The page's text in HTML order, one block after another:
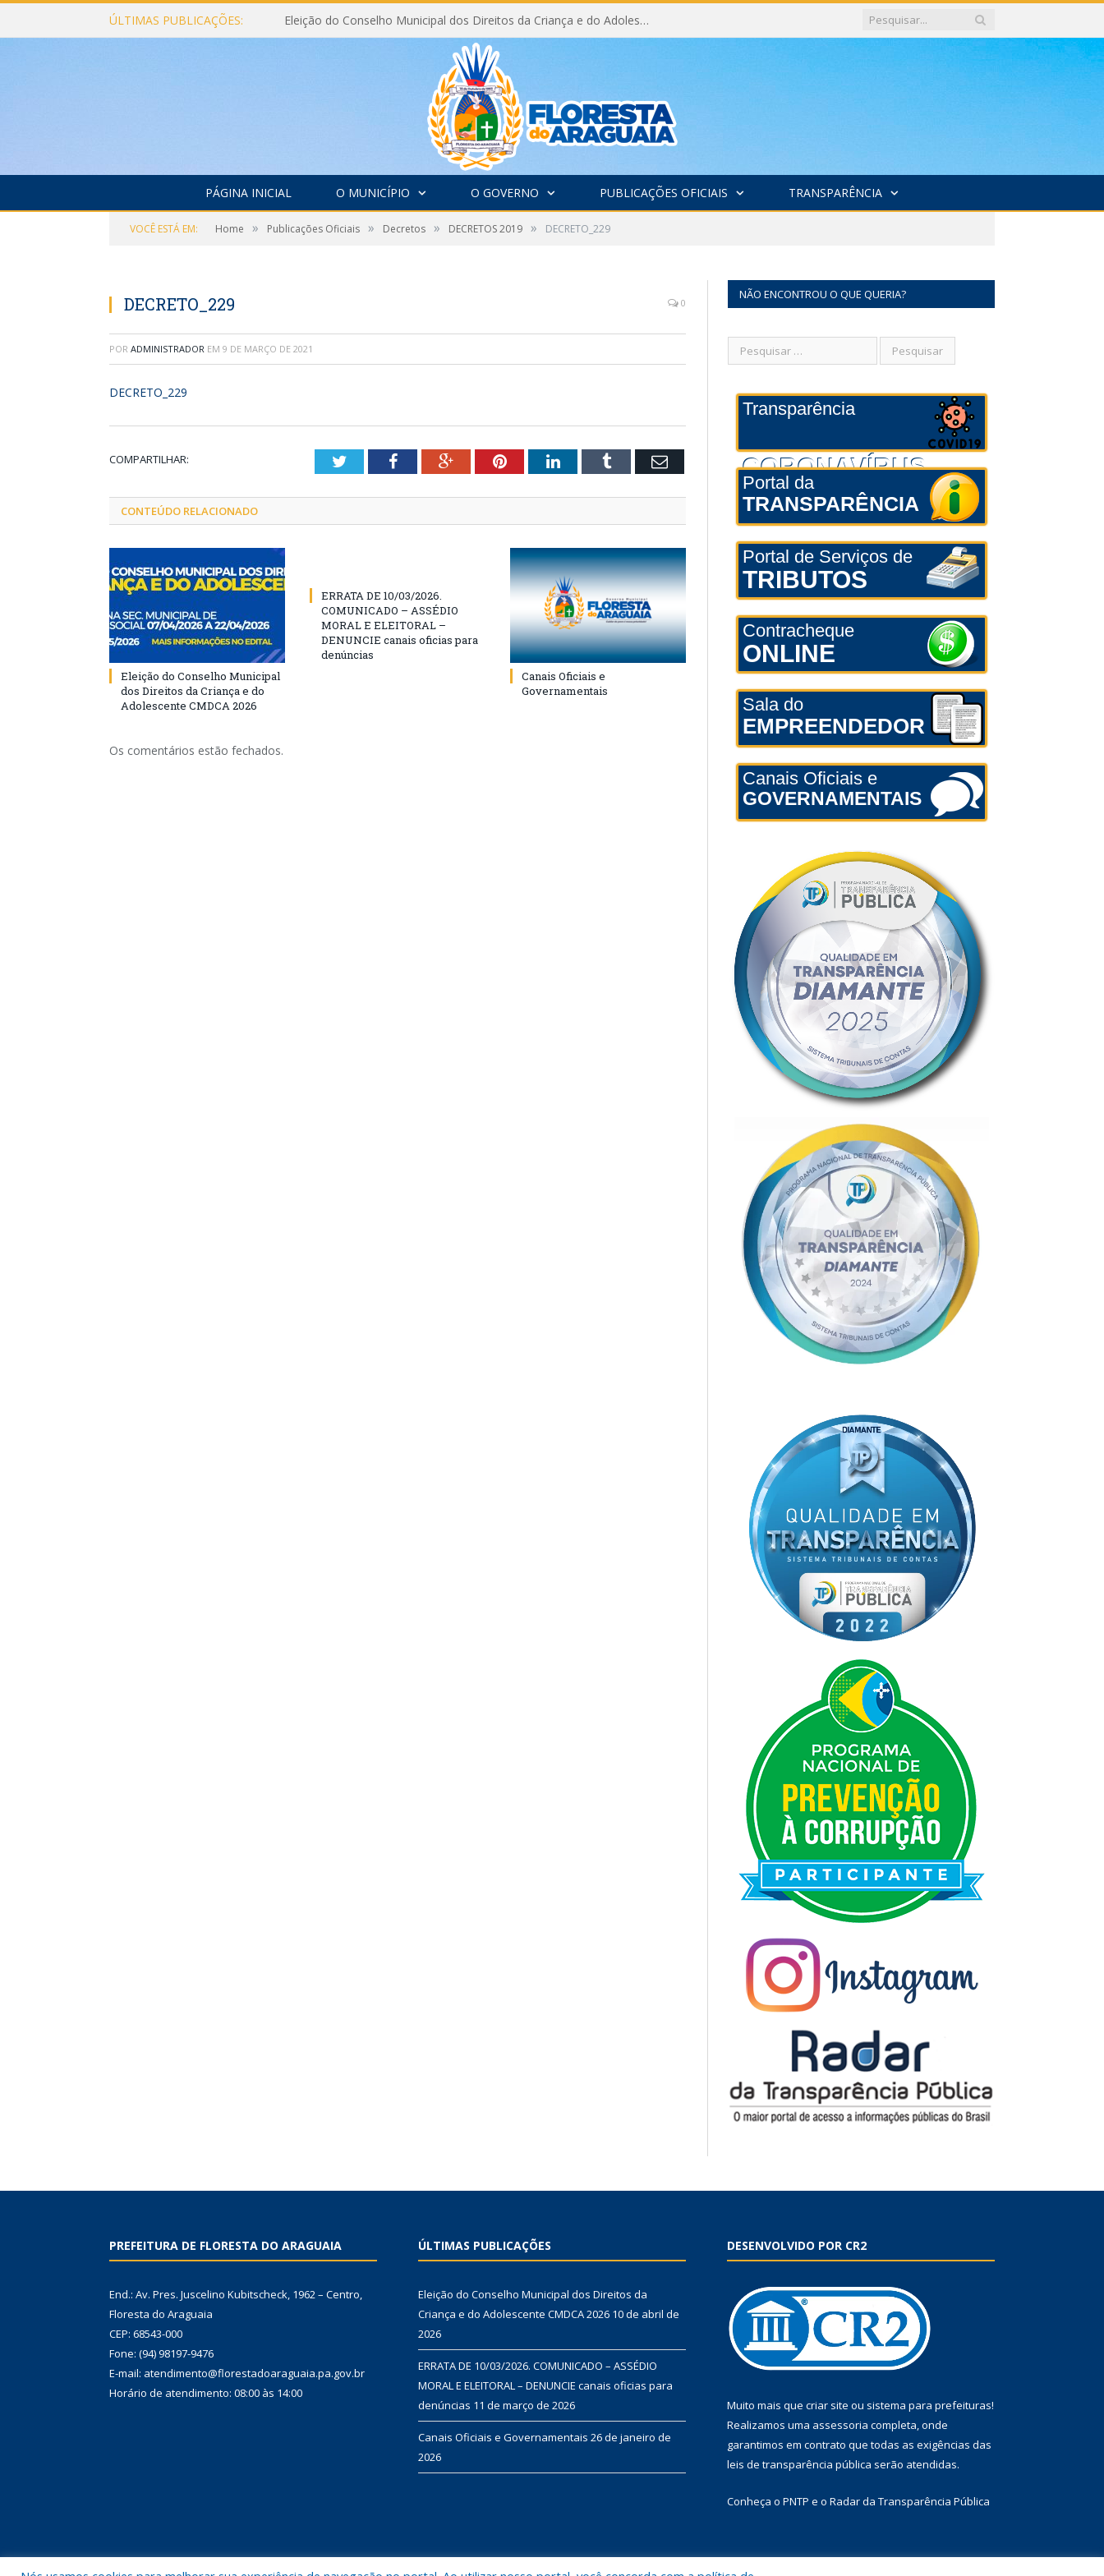
ÚLTIMAS PUBLICAÇÕES: Eleição do Conselho Municipal dos Direitos da Criança e do Adolescente CMDCA 2026
PÁGINA INICIAL O MUNICÍPIO O GOVERNO PUBLICAÇÕES OFICIAIS TRANSPARÊNCIA
VOCÊ ESTÁ EM: Home » Publicações Oficiais » Decretos » DECRETOS 2019 » DECRETO_229
DECRETO_229 0
POR ADMINISTRADOR EM 9 DE MARÇO DE 2021
DECRETO_229
COMPARTILHAR: TwitterFacebookGoogle+PinterestLinkedInTumblr Email
CONTEÚDO RELACIONADO
Eleição do Conselho Municipal
dos Direitos da Criança e do
Adolescente CMDCA 2026
ERRATA DE 10/03/2026.
COMUNICADO – ASSÉDIO
MORAL E ELEITORAL –
DENUNCIE canais oficias para
denúncias
Canais Oficiais e
Governamentais
Os comentários estão fechados.
NÃO ENCONTROU O QUE QUERIA?
Transparência
CORONAVÍRUS
Portal da
TRANSPARÊNCIA
Portal de Serviços de
TRIBUTOS
Contracheque
ONLINE
Sala do
EMPREENDEDOR
Canais Oficiais e
GOVERNAMENTAIS
PREFEITURA DE FLORESTA DO ARAGUAIA
End.: Av. Pres. Juscelino Kubitscheck, 1962 – Centro,
Floresta do Araguaia
CEP: 68543-000
Fone: (94) 98197-9476
E-mail: atendimento@florestadoaraguaia.pa.gov.br
Horário de atendimento: 08:00 às 14:00
ÚLTIMAS PUBLICAÇÕES
Eleição do Conselho Municipal dos Direitos da
Criança e do Adolescente CMDCA 2026 10 de abril de
2026
ERRATA DE 10/03/2026. COMUNICADO – ASSÉDIO
MORAL E ELEITORAL – DENUNCIE canais oficias para
denúncias 11 de março de 2026
Canais Oficiais e Governamentais 26 de janeiro de
2026
DESENVOLVIDO POR CR2
Muito mais que criar site ou sistema para prefeituras!
Realizamos uma assessoria completa, onde
garantimos em contrato que todas as exigências das
leis de transparência pública serão atendidas.
Conheça o PNTP e o Radar da Transparência Pública